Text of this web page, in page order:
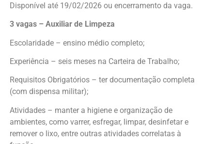
Disponível até 19/02/2026 ou encerramento da vaga.
3 vagas – Auxiliar de Limpeza
Escolaridade – ensino médio completo;
Experiência – seis meses na Carteira de Trabalho;
Requisitos Obrigatórios – ter documentação completa
(com dispensa militar);
Atividades – manter a higiene e organização de
ambientes, como varrer, esfregar, limpar, desinfetar e
remover o lixo, entre outras atividades correlatas à